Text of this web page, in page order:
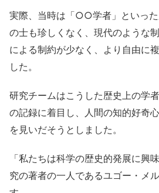
実際、当時は「○○学者」といっ
の士も珍しくなく、現代のような
による制約が少なく、より自由に
した。
研究チームはこうした歴史上の学
の記録に着目し、人間の知的好奇
を見いだそうとしました。
「私たちは科学の歴史的発展に興
究の著者の一人であるユゴー・メ